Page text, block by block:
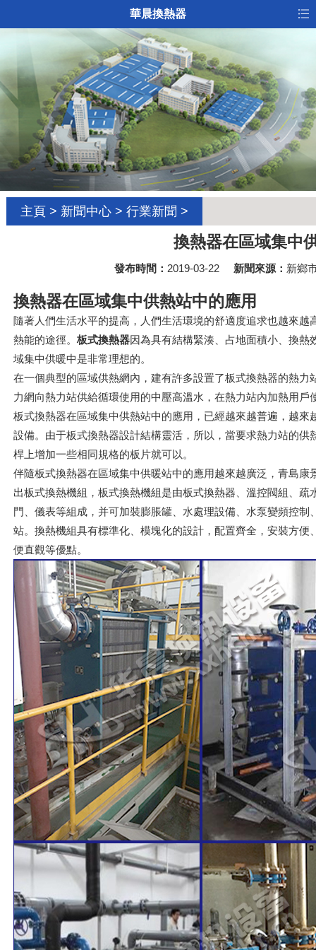
華晨換熱器
主頁 > 新聞中心> 行業新聞 >
換熱器在區域集中
發布時間： 2019-03-22 新聞來源： 新鄉
換熱器在區域集中供熱站中的應用
隨著人們生活水平的提高，人們生活環境的舒適度追求也越來
熱能的途徑。 板式換熱器因為具有結構緊湊、占地面積小、換熱
域集中供暖中是非常理想的。
在一個典型的區域供熱網內，建有許多設置了板式換熱器的熱
力網向熱力站供給循環使用的中壓高溫水，在熱力站內加熱用戶
板式換熱器在區域集中供熱站中的應用，已經越來越普遍，越
設備。由于板式換熱器設計結構靈活，所以，當要求熱力站的
桿上增加一些相同規格的板片就可以。
伴隨板式換熱器在區域集中供暖站中的應用越來越廣泛，青島
出板式換熱機組，板式換熱機組是由板式換熱器、溫控閥組、
門、儀表等組成，并可加裝膨脹罐、水處理設備、水泵變頻控
站。換熱機組具有標準化、模塊化的設計，配置齊全，安裝方
便直觀等優點。